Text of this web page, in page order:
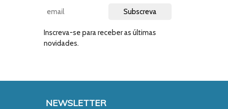
Inscreva-se para receber as últimas
novidades.
NEWSLETTER